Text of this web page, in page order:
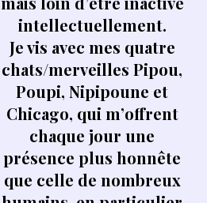
intellectuellement.
Je vis avec mes quatre
chats/merveilles Pipou,
Poupi, Nipipoune et
Chicago, qui m’offrent
chaque jour une
présence plus honnête
que celle de nombreux